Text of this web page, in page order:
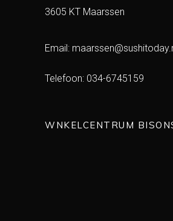
3605 KT Maarssen
Email:
Telefoon: 034-6745159
WNKELCENTRUM